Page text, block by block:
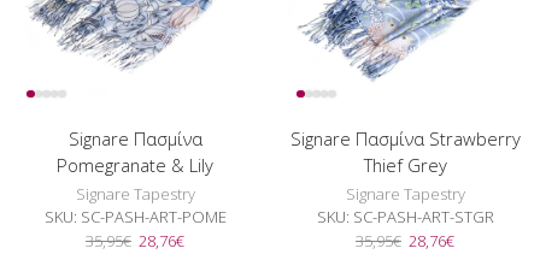
Signare Πασμίνα
Pomegranate & Lily
Signare Tapestry
SKU: SC-PASH-ART-POME
35,95€ Original
28,76€Η
Signare Πασμίνα Strawberry
Thief Grey
Signare Tapestry
SKU: SC-PASH-ART-STGR
35,95€ Original
28,76€Η